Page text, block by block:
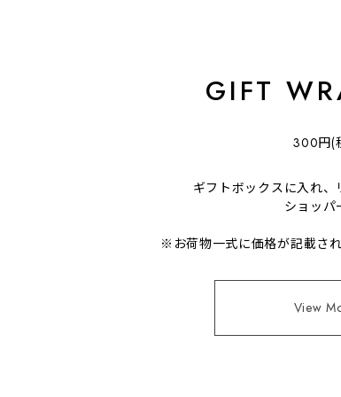
GIFT
300円(
ギフトボックスに入れ
ショッパ
※お荷物一式に価格が記載さ
View